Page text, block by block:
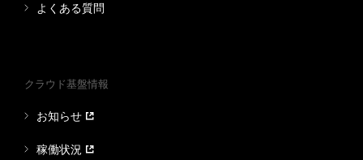
よくある質問
クラウド基盤情報
お知らせ
稼働状況